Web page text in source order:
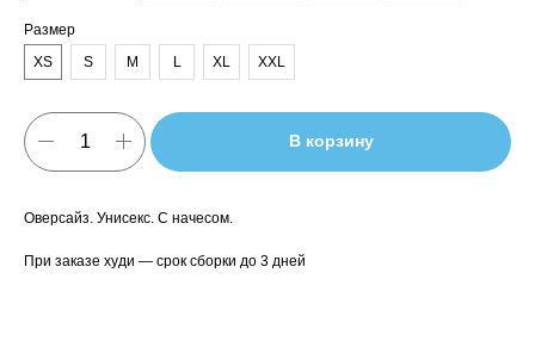
Размер
XS
S M L XL XXL
В корзину
Оверсайз. Унисекс. С начесом.
При заказе худи — срок сборки до 3 дней